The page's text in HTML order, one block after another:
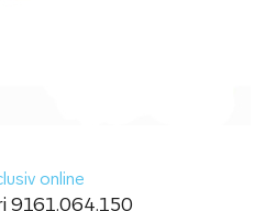
online
9161.064.150